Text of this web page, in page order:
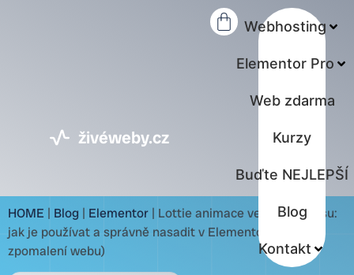
živéweby.cz
Webhosting
Elementor Pro
Web zdarma
Kurzy
Buďte NEJLEPŠÍ
Blog
Kontakt
HOME | Blog | Elementor | Lottie animace ve WordPressu:
jak je používat a správně nasadit v Elementoru (bez
zpomalení webu)